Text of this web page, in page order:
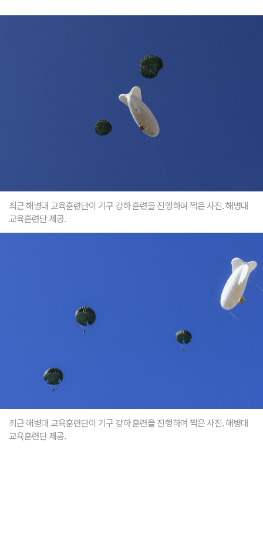
최근 해병대 교육훈련단이 기구 강하 훈련을 진행하며 찍은 사진. 해병대
교육훈련단 제공.
최근 해병대 교육훈련단이 기구 강하 훈련을 진행하며 찍은 사진. 해병대
교육훈련단 제공.